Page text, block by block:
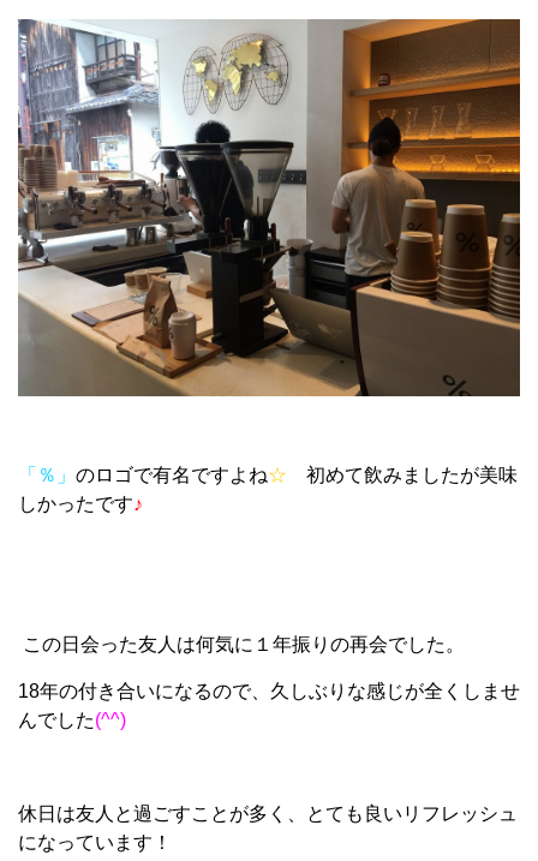
「％」 のロゴで有名ですよね☆ 初めて飲みましたが美味
しかったです♪
この日会った友人は何気に１年振りの再会でした。
18年の付き合いになるので、久しぶりな感じが全くしませ
んでした(^^)
休日は友人と過ごすことが多く、とても良いリフレッシュ
になっています！